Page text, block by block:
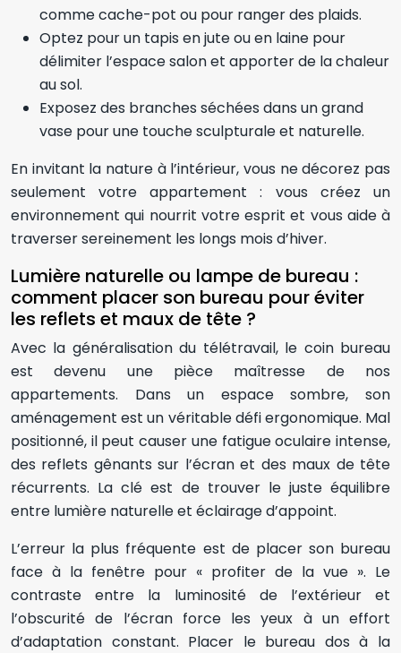
comme cache-pot ou pour ranger des plaids.
Optez pour un tapis en jute ou en laine pour
délimiter l’espace salon et apporter de la chaleur
au sol.
Exposez des branches séchées dans un grand
vase pour une touche sculpturale et naturelle.
En invitant la nature à l’intérieur, vous ne décorez pas
seulement votre appartement : vous créez un
environnement qui nourrit votre esprit et vous aide à
traverser sereinement les longs mois d’hiver.
Lumière naturelle ou lampe de bureau :
comment placer son bureau pour éviter
les reflets et maux de tête ?
Avec la généralisation du télétravail, le coin bureau
est devenu une pièce maîtresse de nos
appartements. Dans un espace sombre, son
aménagement est un véritable défi ergonomique. Mal
positionné, il peut causer une fatigue oculaire intense,
des reflets gênants sur l’écran et des maux de tête
récurrents. La clé est de trouver le juste équilibre
entre lumière naturelle et éclairage d’appoint.
L’erreur la plus fréquente est de placer son bureau
face à la fenêtre pour « profiter de la vue ». Le
contraste entre la luminosité de l’extérieur et
l’obscurité de l’écran force les yeux à un effort
d’adaptation constant. Placer le bureau dos à la